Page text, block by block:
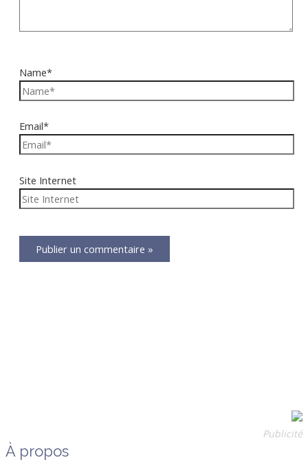
Name*
Email*
Site Internet
Publicité
À propos